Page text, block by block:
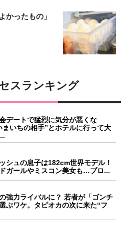
かったもの」
スランキング
デートで猛烈に気分が悪くな
いちの相手”とホテルに行って大
シュの息子は182cm世界モデル！
ガールやミスコン美女も…プロ...
強力ライバルに？ 若者が「ゴンチ
ぶワケ。タピオカの次に来た“フ